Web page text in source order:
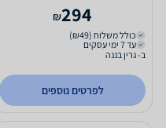
294
₪
כולל משלוח (₪49)
עד 7 ימי עסקים
ב- גרין בננה
לפרטים נוספים